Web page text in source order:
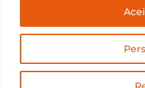
Copyright © 2006 –